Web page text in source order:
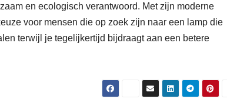
en ecologisch verantwoord. Met zijn moderne
voor mensen die op zoek zijn naar een lamp die
terwijl je tegelijkertijd bijdraagt ​​aan een betere